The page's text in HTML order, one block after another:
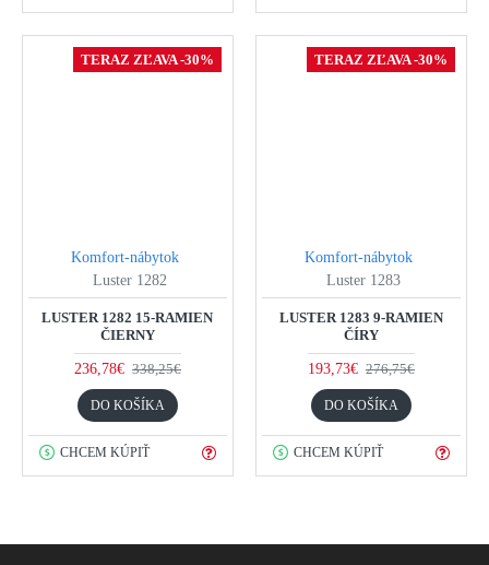
TERAZ ZĽAVA -30%
Komfort-nábytok
Luster 1282
LUSTER 1282 15-RAMIEN
ČIERNY
236,78€ 338,25€
DO KOŠÍKA
CHCEM KÚPIŤ
TERAZ ZĽAVA -30%
Komfort-nábytok
Luster 1283
LUSTER 1283 9-RAMIEN
ČÍRY
193,73€ 276,75€
DO KOŠÍKA
CHCEM KÚPIŤ